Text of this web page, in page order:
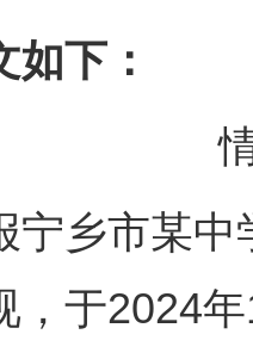
下：
乡市某中
，于2024